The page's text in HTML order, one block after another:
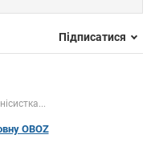
Підписатися
OBOZ